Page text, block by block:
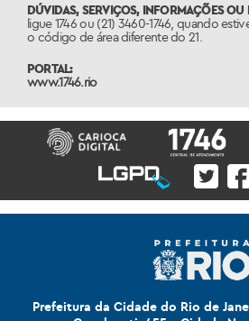
DÚVIDAS, SERVIÇOS, INFORMAÇÕES OU
ligue 1746 ou (21) 3460-1746, quando
o código de área diferente do 21.
PORTAL:
www.1746.rio
Prefeitura da Cidade do Rio de